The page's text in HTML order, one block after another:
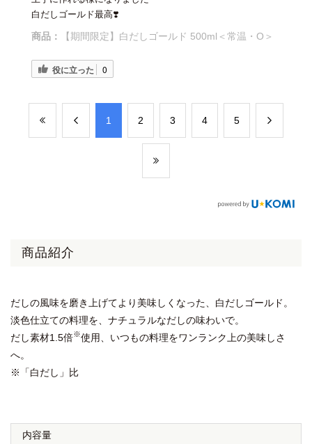
白だしゴールド最高❣️
商品： 【期間限定】白だしゴールド 500ml＜常温・O＞
役に立った 0
​1 ​2 ​3 ​4 ​5
商品紹介
だしの風味を磨き上げてより美味しくなった、白だしゴールド。
淡色仕立ての料理を、ナチュラルなだしの味わいで。
だし素材1.5倍※使用、いつもの料理をワンランク上の美味しさ
へ。
※「白だし」比
内容量